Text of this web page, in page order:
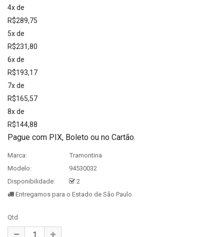
4x de
R$289,75
5x de
R$231,80
6x de
R$193,17
7x de
R$165,57
8x de
R$144,88
Pague com PIX, Boleto ou no Cartão.
Marca:
Tramontina
Modelo:
94530032
Disponibilidade:
2
Entregamos para o Estado de São Paulo.
Qtd